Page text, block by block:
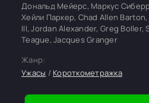
Дональд Мейерс, Маркус
Хейли Паркер, Chad Allen
III, Jordan Alexander, Greg Boller,
Teague, Jacques Granger
Жанр:
Ужасы / Короткометражка